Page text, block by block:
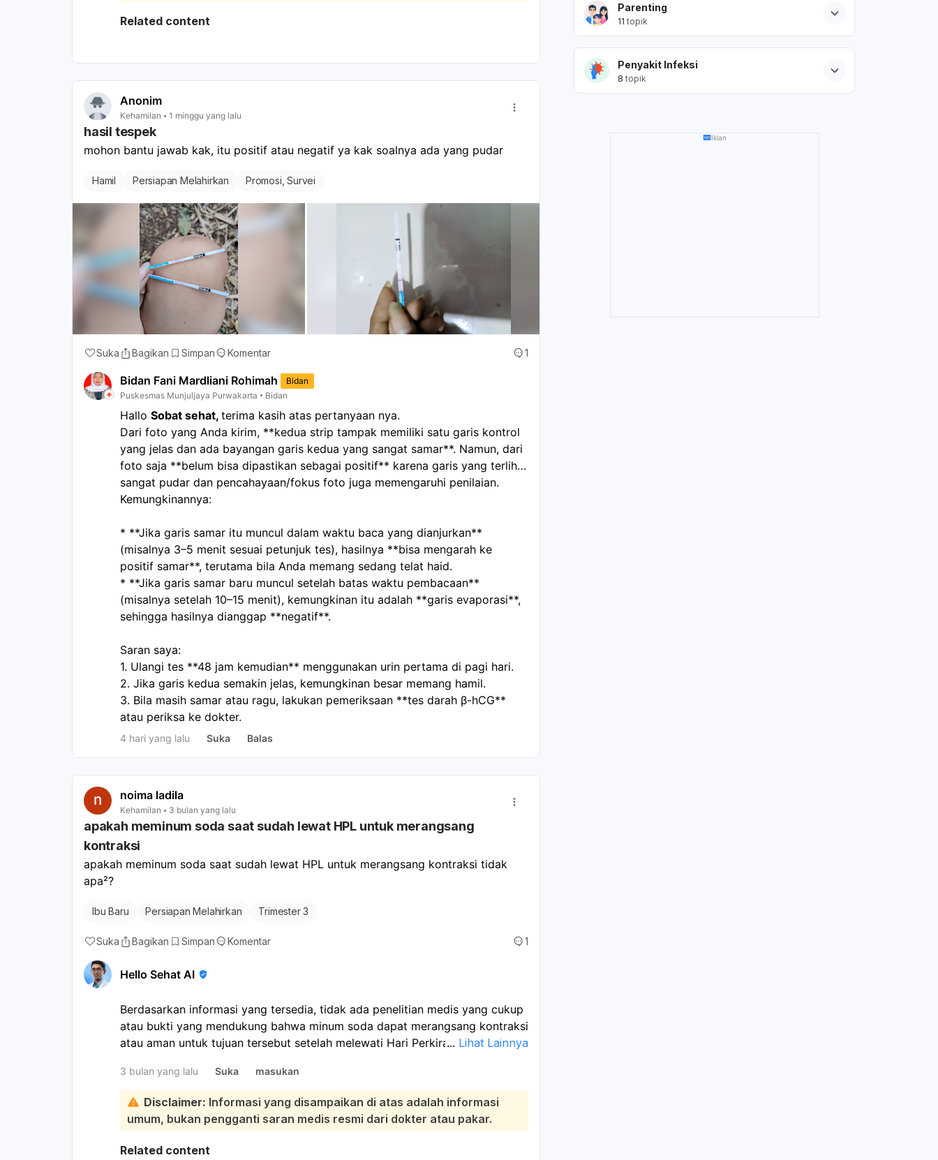
Related content
Anonim
Kehamilan 1 minggu yang lalu
hasil tespek
mohon bantu jawab kak, itu positif atau negatif ya kak soalnya ada yang pudar
Hamil Persiapan Melahirkan Promosi, Survei
Suka Bagikan Simpan Komentar 1
Bidan Fani Mardliani Rohimah
Bidan
Puskesmas Munjuljaya Purwakarta
Bidan
Hallo Sobat sehat, terima kasih atas pertanyaan nya.
Dari foto yang Anda kirim, **kedua strip tampak memiliki satu garis kontrol
yang jelas dan ada bayangan garis kedua yang sangat samar**. Namun, dari
foto saja **belum bisa dipastikan sebagai positif** karena garis yang terlihat
sangat pudar dan pencahayaan/fokus foto juga memengaruhi penilaian.
Kemungkinannya:
* **Jika garis samar itu muncul dalam waktu baca yang dianjurkan**
(misalnya 3–5 menit sesuai petunjuk tes), hasilnya **bisa mengarah ke
positif samar**, terutama bila Anda memang sedang telat haid.
* **Jika garis samar baru muncul setelah batas waktu pembacaan**
(misalnya setelah 10–15 menit), kemungkinan itu adalah **garis evaporasi**,
sehingga hasilnya dianggap **negatif**.
Saran saya:
1. Ulangi tes **48 jam kemudian** menggunakan urin pertama di pagi hari.
2. Jika garis kedua semakin jelas, kemungkinan besar memang hamil.
3. Bila masih samar atau ragu, lakukan pemeriksaan **tes darah β-hCG**
atau periksa ke dokter.
4 hari yang lalu Suka Balas
noima ladila
Kehamilan 3 bulan yang lalu
apakah meminum soda saat sudah lewat HPL untuk merangsang
kontraksi
apakah meminum soda saat sudah lewat HPL untuk merangsang kontraksi tidak
apa²?
Ibu Baru Persiapan Melahirkan Trimester 3
Suka Bagikan Simpan Komentar 1
Hello Sehat AI
Berdasarkan informasi yang tersedia, tidak ada penelitian medis yang cukup
atau bukti yang mendukung bahwa minum soda dapat merangsang kontraksi
atau aman untuk tujuan tersebut setelah melewati Hari Perkiraan Lahir (HPL):
kesehatan secara umum, termasuk:
Kandungan gula yang tinggi dapat menyebabkan lonjakan dan penurunan
drastis kadar gula darah, serta meningkatkan risiko diabetes tipe 2.
Dapat menyebabkan gangguan pencernaan seperti kembung dan refluks
asam.
... Lihat Lainnya
3 bulan yang lalu Suka masukan
Disclaimer: Informasi yang disampaikan di atas adalah informasi
umum, bukan pengganti saran medis resmi dari dokter atau pakar.
Related content
Parenting
11 topik
Penyakit Infeksi
8 topik
Iklan